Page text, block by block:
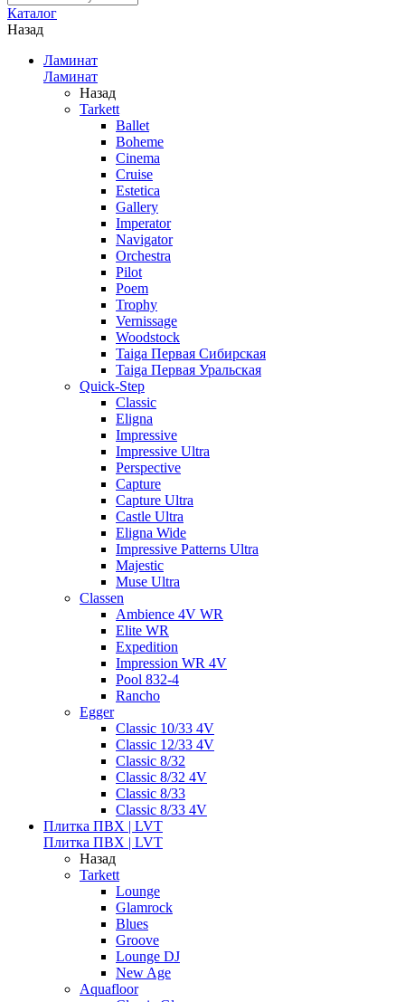
Каталог
Назад
Ламинат
Ламинат
Назад
Tarkett
Ballet
Boheme
Cinema
Cruise
Estetica
Gallery
Imperator
Navigator
Orchestra
Pilot
Poem
Trophy
Vernissage
Woodstock
Taiga Первая Сибирская
Taiga Первая Уральская
Quick-Step
Classic
Eligna
Impressive
Impressive Ultra
Perspective
Capture
Capture Ultra
Castle Ultra
Eligna Wide
Impressive Patterns Ultra
Majestic
Muse Ultra
Classen
Ambience 4V WR
Elite WR
Expedition
Impression WR 4V
Pool 832-4
Rancho
Egger
Classic 10/33 4V
Classic 12/33 4V
Classic 8/32
Classic 8/32 4V
Classic 8/33
Classic 8/33 4V
Плитка ПВХ | LVT
Плитка ПВХ | LVT
Назад
Tarkett
Lounge
Glamrock
Blues
Groove
Lounge DJ
New Age
Aquafloor